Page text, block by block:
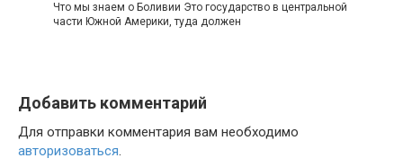
Что мы знаем о Боливии Это государство в центральной
части Южной Америки, туда должен
Добавить комментарий
Для отправки комментария вам необходимо
авторизоваться.